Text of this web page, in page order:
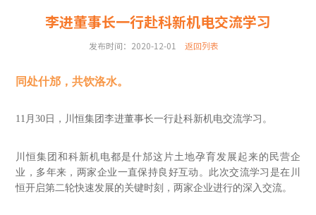
李进董事长一行赴科新机电交流学习
发布时间：2020-12-01 返回列表
同处什邡，共饮洛水。
11月30日，川恒集团李进董事长一行赴科新机电交流学习。
川恒集团和科新机电都是什邡这片土地孕育发展起来的民营企
业，多年来，两家企业一直保持良好互动。此次交流学习是在川
恒开启第二轮快速发展的关键时刻，两家企业进行的深入交流。